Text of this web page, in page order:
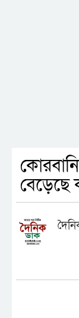
বেড়েছে